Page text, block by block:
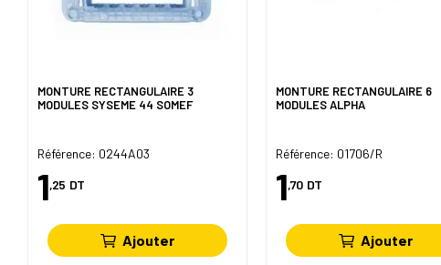
MONTURE RECTANGULAIRE 3
MODULES SYSEME 44 SOMEF
Référence: 0244A03
1,25 DT
Ajouter
MONTURE RECTANGULAIRE 6
MODULES ALPHA
Référence: 01706/R
1,70 DT
Ajouter